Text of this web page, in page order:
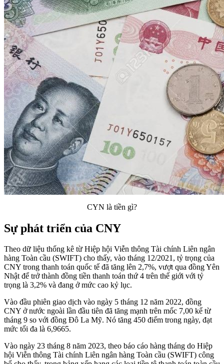
CYN là tiền gì?
Sự phát triển của CNY
Theo dữ liệu thống kê từ Hiệp hội Viễn thông Tài chính Liên ngân
hàng Toàn cầu (SWIFT) cho thấy, vào tháng 12/2021, tỷ trọng của
CNY trong thanh toán quốc tế đã tăng lên 2,7%, vượt qua đồng Yên
Nhật để trở thành đồng tiền thanh toán thứ 4 trên thế giới với tỷ
trọng là 3,2% và đang ở mức cao kỷ lục.
Vào đầu phiên giao dịch vào ngày 5 tháng 12 năm 2022, đồng
CNY ở nước ngoài lần đầu tiên đã tăng mạnh trên mốc 7,00 kể từ
tháng 9 so với đồng Đô La Mỹ. Nó tăng 450 điểm trong ngày, đạt
mức tối đa là 6,9665.
Vào ngày 23 tháng 8 năm 2023, theo báo cáo hàng tháng do Hiệp
hội Viễn thông Tài chính Liên ngân hàng Toàn cầu (SWIFT) công